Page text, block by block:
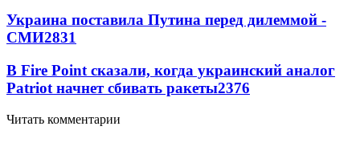
Украина поставила Путина перед дилеммой -
СМИ2831
В Fire Point сказали, когда украинский аналог
Patriot начнет сбивать ракеты2376
Читать комментарии